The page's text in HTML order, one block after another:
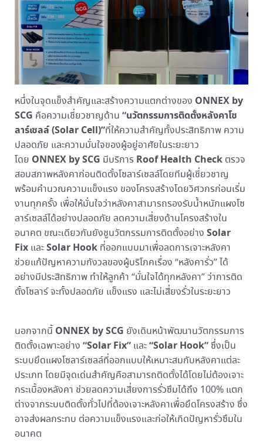
หนึ่งในจุดแข็งสำคัญและสร้างความแตกต่างของ ONNEX by
SCG คือความเชี่ยวชาญด้าน “นวัตกรรมการติดตั้งหลังคาโซ
ลาร์เซลล์ (Solar Cell)”ที่ให้ความสำคัญทั้งประสิทธิภาพ ความ
ปลอดภัย และความมั่นใจของผู้อยู่อาศัยในระยะยาว
โดย ONNEX by SCG มีบริการ Roof Health Checkตรวจ
สอบสภาพหลังคาก่อนติดตั้งโซลาร์เซลล์โดยทีมผู้เชี่ยวชาญ
พร้อมคำนวณความแข็งแรง ของโครงสร้างโดยวิศวกรก่อนเริ่ม
งานทุกครั้ง เพื่อให้มั่นใจว่าหลังคาสามารถรองรับน้ำหนักแผงโซ
ลาร์เซลล์ได้อย่างปลอดภัย ลดความเสี่ยงด้านโครงสร้างใน
อนาคต ขณะเดียวกันยังชูนวัตกรรมการติดตั้งอย่าง Solar
FixและSolar Hookที่ออกแบบมาเพื่อลดการเจาะหลังคา
ช่วยแก้ปัญหาความกังวลของผู้บริโภคเรื่อง “หลังคารั่ว” ได้
อย่างมีประสิทธิภาพ ทำให้ลูกค้า “มั่นใจได้ทุกหลังคา” ว่าการติด
ตั้งโซลาร์ จะทั้งปลอดภัย แข็งแรง และไม่เสี่ยงรั่วในระยะยาว
นอกจากนี้ ONNEX by SCG ยังเดินหน้าพัฒนานวัตกรรมการ
ติดตั้งเฉพาะอย่าง “Solar Fix”และ“Solar Hook”ซึ่งเป็น
ระบบยึดแผงโซลาร์เซลล์ที่ออกแบบให้เหมาะสมกับหลังคาแต่ละ
ประเภท โดยมีจุดเด่นสำคัญคือสามารถติดตั้งได้โดยไม่ต้องเจาะ
กระเบื้องหลังคา ช่วยลดความเสี่ยงการรั่วซึมได้ถึง 100% แตก
ต่างจากระบบติดตั้งทั่วไปที่ต้องเจาะหลังคาเพื่อยึดโครงสร้าง ซึ่ง
อาจส่งผลกระทบ ต่อความแข็งแรงและก่อให้เกิดปัญหารั่วซึมใน
อนาคต